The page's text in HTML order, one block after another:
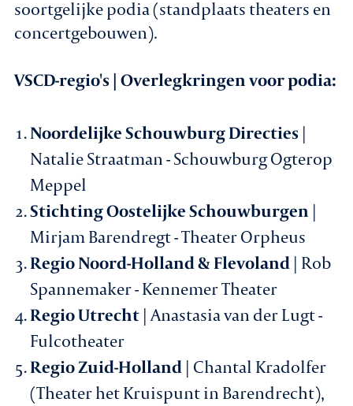
Aanmelden nieuwsbrief
soortgelijke podia (standplaats theaters en
concertgebouwen).
VSCD-regio's | Overlegkringen voor podia:
Noordelijke Schouwburg Directies |
Natalie Straatman - Schouwburg Ogterop
Meppel
Stichting Oostelijke Schouwburgen |
Mirjam Barendregt - Theater Orpheus
Regio Noord-Holland & Flevoland | Rob
Spannemaker - Kennemer Theater
Regio Utrecht | Anastasia van der Lugt -
Fulcotheater
Regio Zuid-Holland | Chantal Kradolfer
(Theater het Kruispunt in Barendrecht),